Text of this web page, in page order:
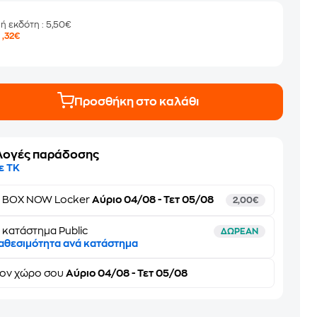
εκδότη: 5,50€
,32€
Προσθήκη στο καλάθι
παράδοσης
ΤΚ
BOX NOW Locker Αύριο 04/08 - Τετ 05/08 2,00€
κατάστημα Public ΔΩΡΕΑΝ
ανά κατάστημα
χώρο σου Αύριο 04/08 - Τετ 05/08